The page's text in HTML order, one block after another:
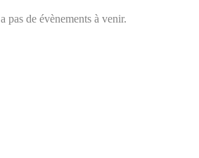
pas de évènements à venir.